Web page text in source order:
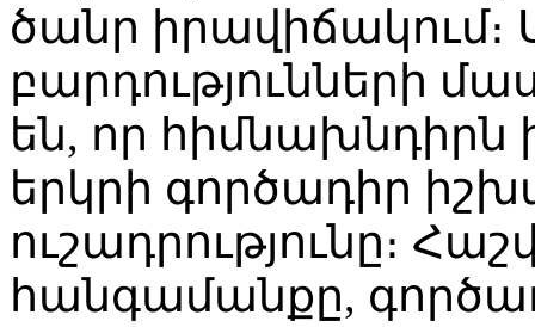
ծանր
բարդությունների
են, որ հիմնախնդիրն
երկրի գործադիր
ուշադրությունը։
հանգամանքը,